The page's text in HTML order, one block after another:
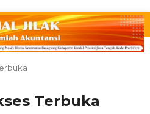
Terbuka